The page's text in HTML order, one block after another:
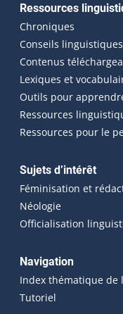
Ressources
Chroniques
Conseils
Contenus
Lexiques et
Outils pour
Ressources
Ressources pour le
Sujets d’intérêt
Féminisation et
Néologie
Officialisation
Navigation
Index thématique de
Tutoriel